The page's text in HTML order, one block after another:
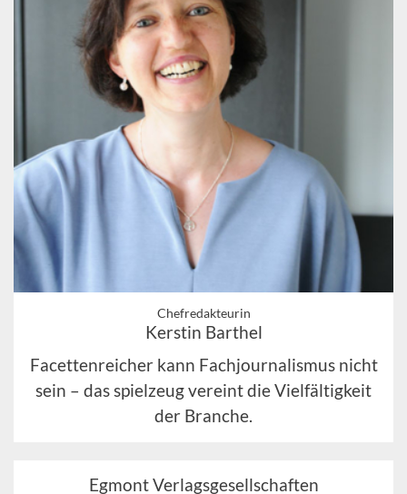
Chefredakteurin
Kerstin Barthel
Facettenreicher kann Fachjournalismus nicht
sein – das spielzeug vereint die Vielfältigkeit
der Branche.
Egmont Verlagsgesellschaften